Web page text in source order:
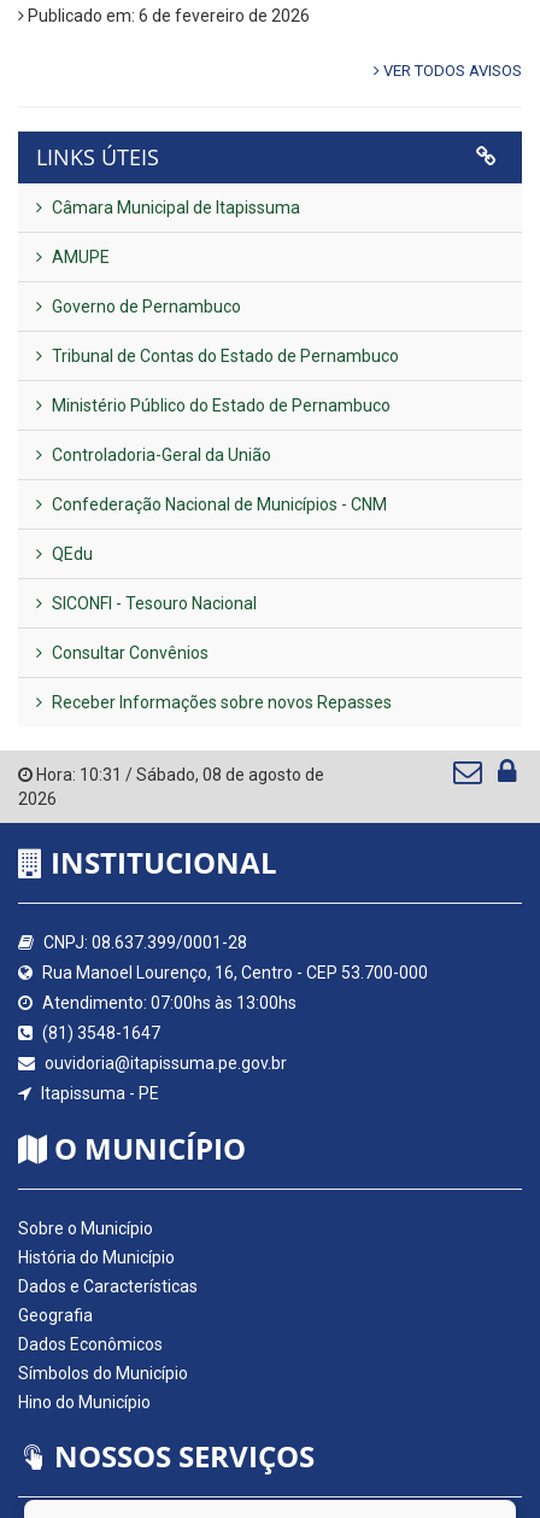
Publicado em: 6 de fevereiro de 2026
VER TODOS AVISOS
LINKS ÚTEIS
Câmara Municipal de Itapissuma
AMUPE
Governo de Pernambuco
Tribunal de Contas do Estado de Pernambuco
Ministério Público do Estado de Pernambuco
Controladoria-Geral da União
Confederação Nacional de Municípios - CNM
QEdu
SICONFI - Tesouro Nacional
Consultar Convênios
Receber Informações sobre novos Repasses
Hora: 10:31 /Sábado, 08 de agosto de
2026
INSTITUCIONAL
CNPJ: 08.637.399/0001-28
Rua Manoel Lourenço, 16, Centro - CEP 53.700-000
Atendimento: 07:00hs às 13:00hs
(81) 3548-1647
ouvidoria@itapissuma.pe.gov.br
Itapissuma - PE
O MUNICÍPIO
Sobre o Município
História do Município
Dados e Características
Geografia
Dados Econômicos
Símbolos do Município
Hino do Município
NOSSOS SERVIÇOS